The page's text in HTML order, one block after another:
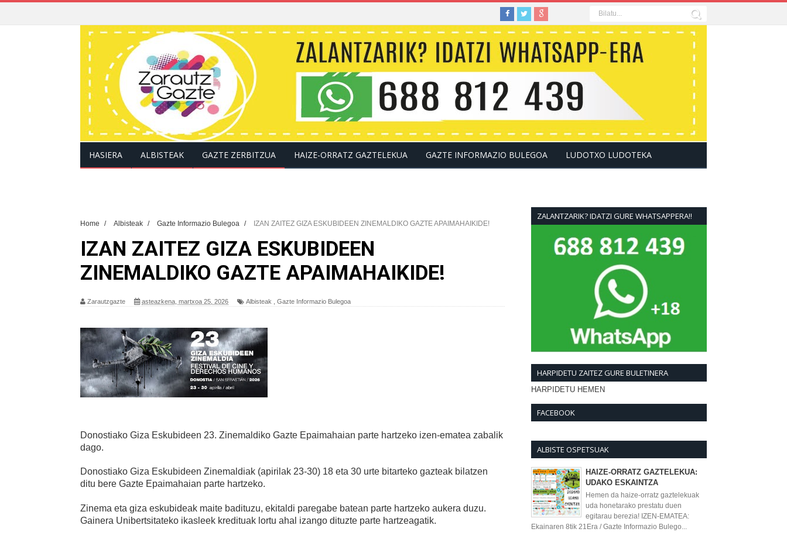
HASIERA ALBISTEAK GAZTE ZERBITZUA HAIZE-ORRATZ GAZTELEKUA GAZTE INFORMAZIO BULEGOA LUDOTXO LUDOTEKA
Home / Albisteak / Gazte Informazio Bulegoa / IZAN ZAITEZ GIZA ESKUBIDEEN ZINEMALDIKO GAZTE APAIMAHAIKIDE!
IZAN ZAITEZ GIZA ESKUBIDEEN
ZINEMALDIKO GAZTE APAIMAHAIKIDE!
Zarautzgazte asteazkena, martxoa 25, 2026 Albisteak Gazte Informazio Bulegoa
Donostiako Giza Eskubideen 23. Zinemaldiko Gazte Epaimahaian parte hartzeko izen-ematea zabalik
dago.
Donostiako Giza Eskubideen Zinemaldiak (apirilak 23-30) 18 eta 30 urte bitarteko gazteak bilatzen
ditu bere Gazte Epaimahaian parte hartzeko.
Zinema eta giza eskubideak maite badituzu, ekitaldi paregabe batean parte hartzeko aukera duzu.
Gainera Unibertsitateko ikasleek kredituak lortu ahal izango dituzte parte hartzeagatik.
ZALANTZARIK? IDATZI GURE WHATSAPPERA!!
HARPIDETU ZAITEZ GURE BULETINERA
HARPIDETU HEMEN
FACEBOOK
ALBISTE OSPETSUAK
HAIZE-ORRATZ GAZTELEKUA:
UDAKO ESKAINTZA
Hemen da haize-orratz gaztelekuak
uda honetarako prestatu duen
egitarau berezia! IZEN-EMATEA:
Ekainaren 8tik 21Era / Gazte Informazio Bulego...